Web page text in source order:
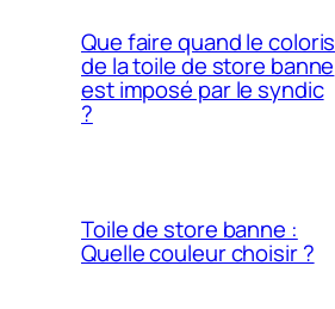
Que faire quand le coloris
de la toile de store banne
est imposé par le syndic
?
Toile de store banne :
Quelle couleur choisir ?